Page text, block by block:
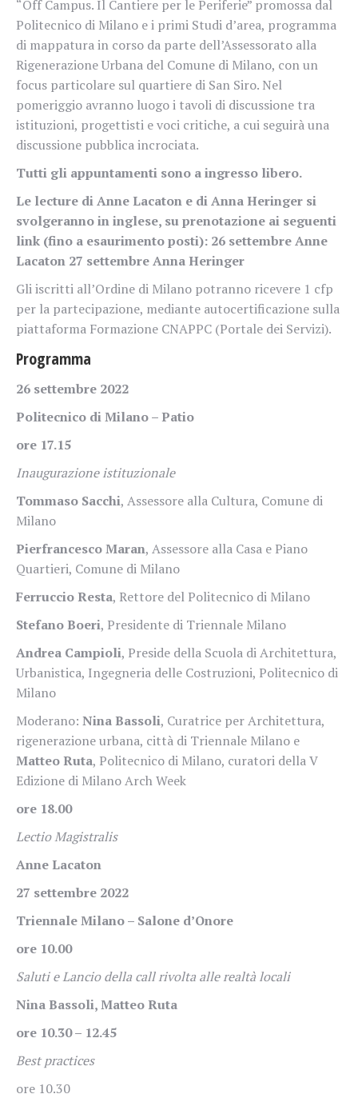
“Off Campus. Il Cantiere per le Periferie” promossa dal
Politecnico di Milano e i primi Studi d’area, programma
di mappatura in corso da parte dell’Assessorato alla
Rigenerazione Urbana del Comune di Milano, con un
focus particolare sul quartiere di San Siro. Nel
pomeriggio avranno luogo i tavoli di discussione tra
istituzioni, progettisti e voci critiche, a cui seguirà una
discussione pubblica incrociata.
Tutti gli appuntamenti sono a ingresso libero.
Le lecture di Anne Lacaton e di Anna Heringer si
svolgeranno in inglese, su prenotazione ai seguenti
link (fino a esaurimento posti): 26 settembre Anne
Lacaton 27 settembre Anna Heringer
Gli iscritti all’Ordine di Milano potranno ricevere 1 cfp
per la partecipazione, mediante autocertificazione sulla
piattaforma Formazione CNAPPC (Portale dei Servizi).
Programma
26 settembre 2022
Politecnico di Milano – Patio
ore 17.15
Inaugurazione istituzionale
Tommaso Sacchi, Assessore alla Cultura, Comune di
Milano
Pierfrancesco Maran, Assessore alla Casa e Piano
Quartieri, Comune di Milano
Ferruccio Resta, Rettore del Politecnico di Milano
Stefano Boeri, Presidente di Triennale Milano
Andrea Campioli, Preside della Scuola di Architettura,
Urbanistica, Ingegneria delle Costruzioni, Politecnico di
Milano
Moderano: Nina Bassoli, Curatrice per Architettura,
rigenerazione urbana, città di Triennale Milano e
Matteo Ruta, Politecnico di Milano, curatori della V
Edizione di Milano Arch Week
ore 18.00
Lectio Magistralis
Anne Lacaton
27 settembre 2022
Triennale Milano – Salone d’Onore
ore 10.00
Saluti e Lancio della call rivolta alle realtà locali
Nina Bassoli, Matteo Ruta
ore 10.30 – 12.45
Best practices
ore 10.30